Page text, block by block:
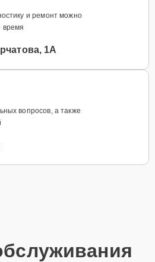
и ремонт можно
время
1А
вопросов, а также